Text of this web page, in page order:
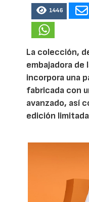
1446
La colección,
embajadora de
incorpora una
fabricada con
avanzado, así
edición limitada